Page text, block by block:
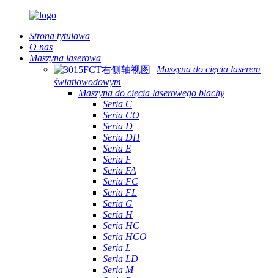
Strona tytułowa
O nas
Maszyna laserowa
Maszyna do cięcia laserem
światłowodowym
Maszyna do cięcia laserowego blachy
Seria C
Seria CO
Seria D
Seria DH
Seria E
Seria F
Seria FA
Seria FC
Seria FL
Seria G
Seria H
Seria HC
Seria HCO
Seria L
Seria LD
Seria M